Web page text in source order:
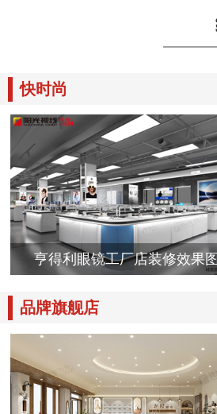
快时尚
亨得利眼镜工厂店装修效果图
品牌旗舰店